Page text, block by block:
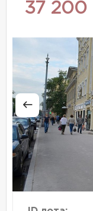
37